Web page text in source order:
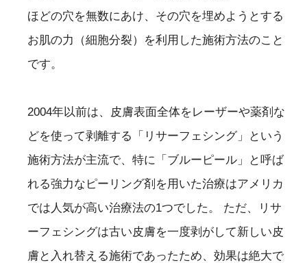
ほどの穴を無数にあけ、その穴を埋めようとする
お肌の力（細胞分裂）を利用した施術方法のこと
です。
2004年以前は、皮膚表面全体をレーザーや薬剤な
どを使って剥離する「リサーフェシング」という
施術方法が主流で、特に「ブルーピール」と呼ば
れる強力なピーリング剤を用いた治療はアメリカ
では人気が高い治療法の1つでした。 ただ、リサ
ーフェシングは古い皮膚を一度剥がして新しい皮
膚と入れ替える施術であったため、効果は絶大で